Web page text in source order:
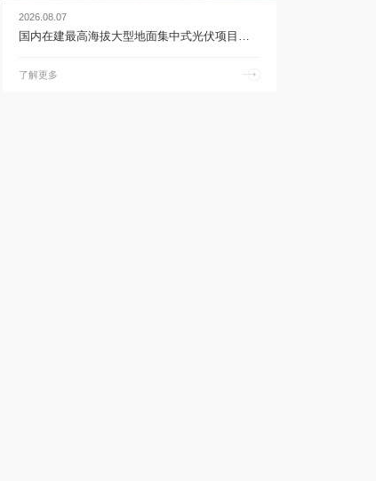
2026.08.07
国内在建最高海拔大型地面集中式光伏项目首次并网 | 乐鱼体育官网app下载
了解更多